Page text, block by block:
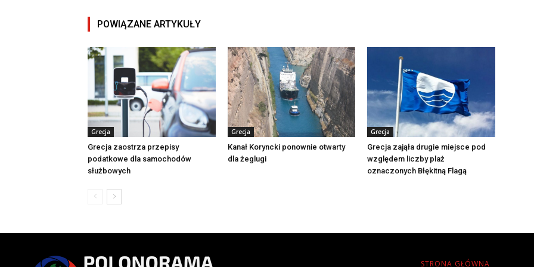
POWIĄZANE ARTYKUŁY
Grecja
Grecja zaostrza przepisy
podatkowe dla samochodów
służbowych
Grecja
Kanał Koryncki ponownie otwarty
dla żeglugi
Grecja
Grecja zająła drugie miejsce pod
względem liczby plaż
oznaczonych Błękitną Flagą
STRONA GŁÓWNA